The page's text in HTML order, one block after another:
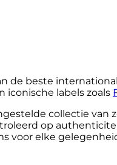
de beste
iconische labels zoals
collectie van
op
voor elke